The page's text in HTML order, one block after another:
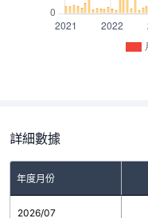
詳細數據
年度月份
2026/07